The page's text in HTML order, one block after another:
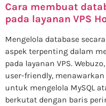
Cara membuat
pada layanan VPS
Mengelola database
aspek terpenting dalam
pada layanan VPS.
user-friendly,
untuk mengelola MySQL
berkutat dengan baris